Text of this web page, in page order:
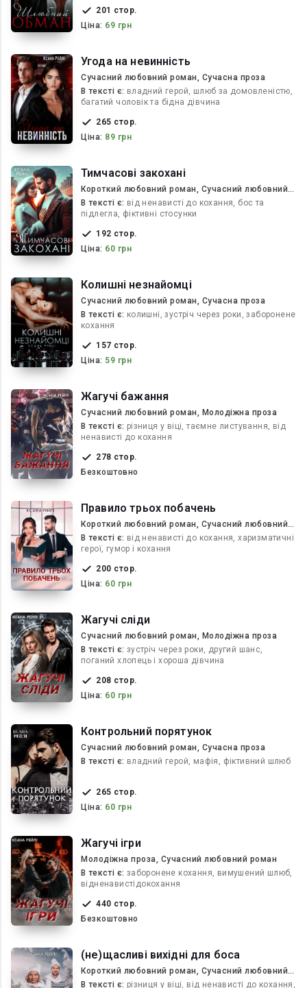
201 стор.
Ціна: 69 грн
Угода на невинність
Сучасний любовний роман, Сучасна проза
В текcті є: владний герой, шлюб за домовленістю,
багатий чоловік та бідна дівчина
265 стор.
Ціна: 89 грн
Тимчасові закохані
Короткий любовний роман, Сучасний любовний
роман
В текcті є: від ненависті до кохання, бос та
підлегла, фіктивні стосунки
192 стор.
Ціна: 60 грн
Колишні незнайомці
Сучасний любовний роман, Сучасна проза
В текcті є: колишні, зустріч через роки, заборонене
кохання
157 стор.
Ціна: 59 грн
Жагучі бажання
Сучасний любовний роман, Молодіжна проза
В текcті є: різниця у віці, таємне листування, від
ненависті до кохання
278 стор.
Безкоштовно
Правило трьох побачень
Короткий любовний роман, Сучасний любовний
роман
В текcті є: від ненависті до кохання, харизматичні
герої, гумор і кохання
200 стор.
Ціна: 60 грн
Жагучі сліди
Сучасний любовний роман, Молодіжна проза
В текcті є: зустріч через роки, другий шанс,
поганий хлопець і хороша дівчина
208 стор.
Ціна: 60 грн
Контрольний порятунок
Сучасний любовний роман, Сучасна проза
В текcті є: владний герой, мафія, фіктивний шлюб
265 стор.
Ціна: 60 грн
Жагучі ігри
Молодіжна проза, Сучасний любовний роман
В текcті є: заборонене кохання, вимушений шлюб,
відненавистідокохання
440 стор.
Безкоштовно
(не)щасливі вихідні для боса
Короткий любовний роман, Сучасний любовний
роман
В текcті є: різниця у віці, від ненависті до кохання,